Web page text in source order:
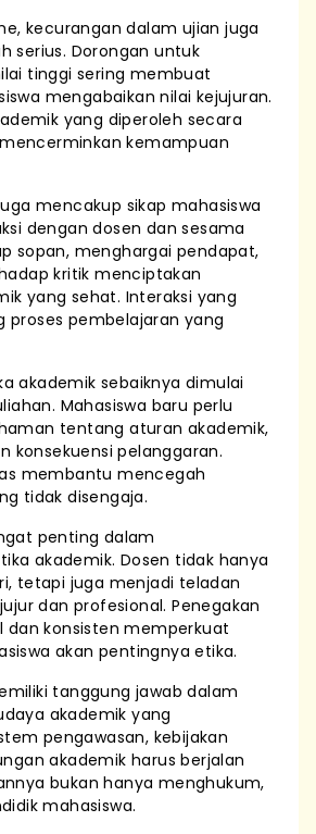
kecurangan dalam ujian juga
serius. Dorongan untuk
tinggi sering membuat
mengabaikan nilai kejujuran.
yang diperoleh secara
kemampuan
mencakup sikap mahasiswa
dengan dosen dan sesama
sopan, menghargai pendapat,
kritik menciptakan
yang sehat. Interaksi yang
proses pembelajaran yang
akademik sebaiknya dimulai
Mahasiswa baru perlu
tentang aturan akademik,
konsekuensi pelanggaran.
membantu mencegah
tidak disengaja.
penting dalam
akademik. Dosen tidak hanya
tetapi juga menjadi teladan
dan profesional. Penegakan
dan konsisten memperkuat
akan pentingnya etika.
tanggung jawab dalam
akademik yang
pengawasan, kebijakan
akademik harus berjalan
bukan hanya menghukum,
mahasiswa.